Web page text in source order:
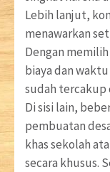
Lebih lanjut,
menawarkan
Dengan
biaya dan
sudah tercakup
Di sisi lain,
pembuatan
khas sekolah
secara khusus.